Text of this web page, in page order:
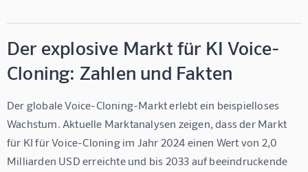
Der explosive Markt für KI Voice-
Cloning: Zahlen und Fakten
Der globale Voice-Cloning-Markt erlebt ein beispielloses
Wachstum. Aktuelle Marktanalysen zeigen, dass der Markt
für KI für Voice-Cloning im Jahr 2024 einen Wert von 2,0
Milliarden USD erreichte und bis 2033 auf beeindruckende